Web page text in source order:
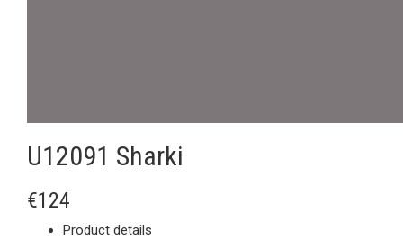
U12091 Sharki
€124
Product details